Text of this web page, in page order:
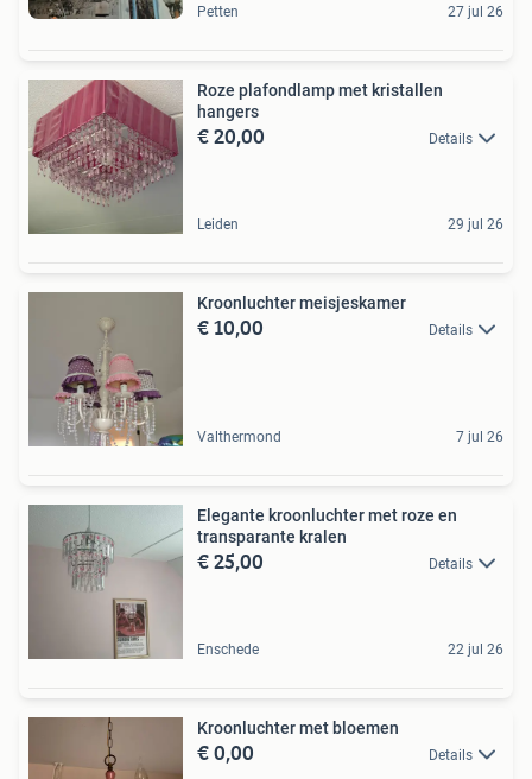
Petten 27 jul 26
Roze plafondlamp met kristallen
hangers
€ 20,00 Details
Leiden 29 jul 26
Kroonluchter meisjeskamer
€ 10,00 Details
Valthermond 7 jul 26
Elegante kroonluchter met roze en
transparante kralen
€ 25,00 Details
Enschede 22 jul 26
Kroonluchter met bloemen
€ 0,00 Details